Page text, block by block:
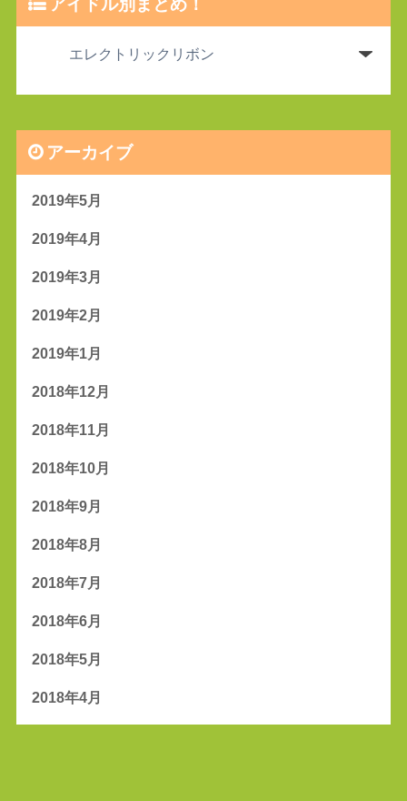
アーカイブ
2019年5月
2019年4月
2019年3月
2019年2月
2019年1月
2018年12月
2018年11月
2018年10月
2018年9月
2018年8月
2018年7月
2018年6月
2018年5月
2018年4月